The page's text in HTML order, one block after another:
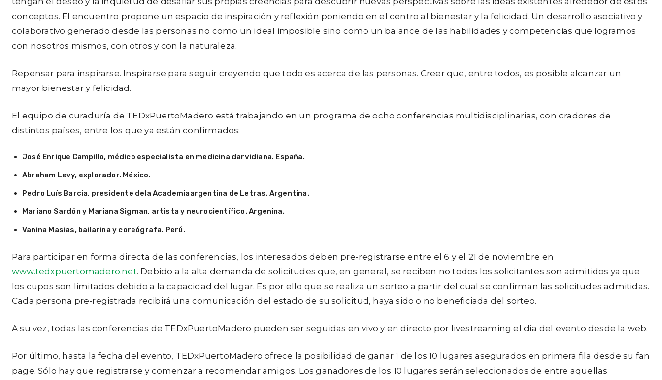
conceptos. El encuentro propone un espacio de inspiración y reflexión poniendo en el centro al bienestar y la felicidad. Un desarrollo asociativo y
colaborativo generado desde las personas no como un ideal imposible sino como un balance de las habilidades y competencias que logramos
con nosotros mismos, con otros y con la naturaleza.
Repensar para inspirarse. Inspirarse para seguir creyendo que todo es acerca de las personas. Creer que, entre todos, es posible alcanzar un
mayor bienestar y felicidad.
El equipo de curaduría de TEDxPuertoMadero está trabajando en un programa de ocho conferencias multidisciplinarias, con oradores de
distintos países, entre los que ya están confirmados:
José Enrique Campillo, médico especialista en medicina darvidiana. España.
Abraham Levy, explorador. México.
Pedro Luís Barcia, presidente dela Academiaargentina de Letras. Argentina.
Mariano Sardón y Mariana Sigman, artista y neurocientífico. Argenina.
Vanina Masias, bailarina y coreógrafa. Perú.
Para participar en forma directa de las conferencias, los interesados deben pre-registrarse entre el 6 y el 21 de noviembre en
www.tedxpuertomadero.net. Debido a la alta demanda de solicitudes que, en general, se reciben no todos los solicitantes son admitidos ya que
los cupos son limitados debido a la capacidad del lugar. Es por ello que se realiza un sorteo a partir del cual se confirman las solicitudes admitidas.
Cada persona pre-registrada recibirá una comunicación del estado de su solicitud, haya sido o no beneficiada del sorteo.
A su vez, todas las conferencias de TEDxPuertoMadero pueden ser seguidas en vivo y en directo por livestreaming el día del evento desde la web.
Por último, hasta la fecha del evento, TEDxPuertoMadero ofrece la posibilidad de ganar 1 de los 10 lugares asegurados en primera fila desde su fan
page. Sólo hay que registrarse y comenzar a recomendar amigos. Los ganadores de los 10 lugares serán seleccionados de entre aquellas